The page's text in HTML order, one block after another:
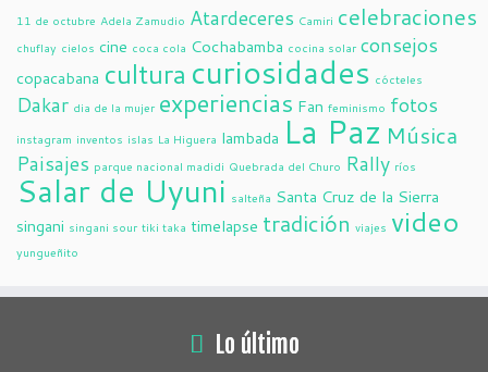
11 de octubre Adela Zamudio Atardeceres Camiri celebraciones
chuflay cielos cine coca cola Cochabamba cocina solar consejos
copacabana cultura curiosidades cócteles
Dakar dia de la mujer experiencias Fan feminismo fotos
instagram inventos islas La Higuera lambada La Paz Música
Paisajes parque nacional madidi Quebrada del Churo Rally ríos
Salar de Uyuni salteña Santa Cruz de la Sierra
singani singani sour tiki taka timelapse tradición viajes video
yungueñito
Lo último